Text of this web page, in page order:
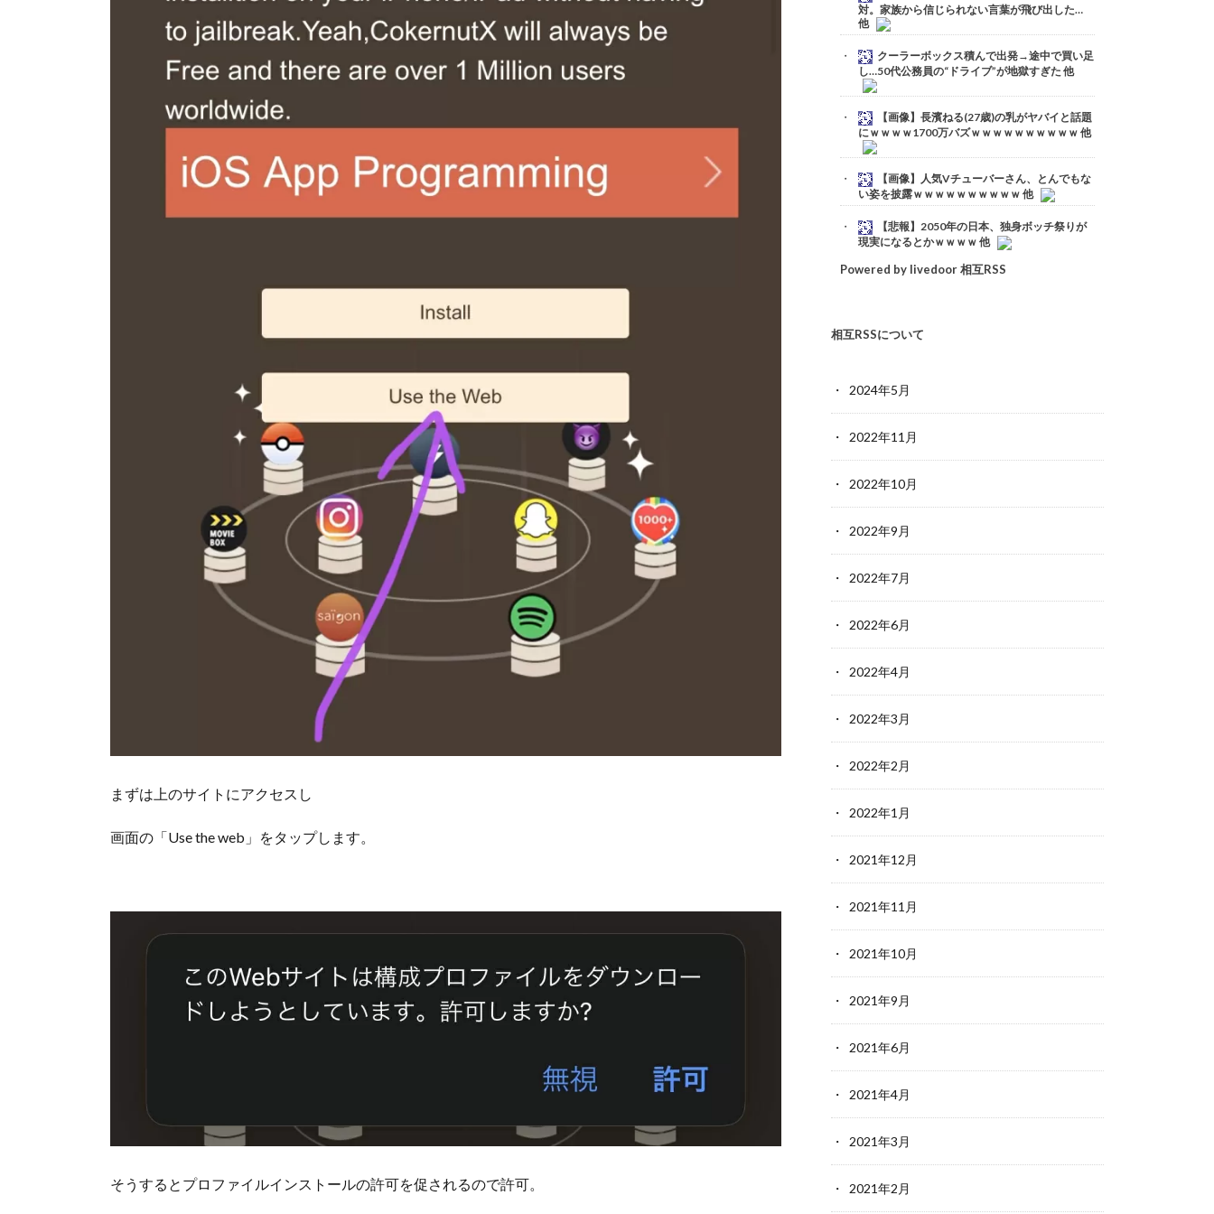
まずは上のサイトにアクセスし
画面の「Use the web」をタップします。
そうするとプロファイルインストールの許可を促されるので許可。
対。家族から信じられない言葉が飛び出した…
他
クーラーボックス積んで出発→途中で買い足
し…50代公務員の“ドライブ”が地獄すぎた 他
【画像】長濱ねる(27歳)の乳がヤバイと話題
にｗｗｗｗ1700万バズｗｗｗｗｗｗｗｗｗｗ 他
【画像】人気Vチューバーさん、とんでもな
い姿を披露ｗｗｗｗｗｗｗｗｗｗ 他
【悲報】2050年の日本、独身ボッチ祭りが
現実になるとかｗｗｗｗ 他
Powered by livedoor 相互RSS
相互RSSについて
2024年5月
2022年11月
2022年10月
2022年9月
2022年7月
2022年6月
2022年4月
2022年3月
2022年2月
2022年1月
2021年12月
2021年11月
2021年10月
2021年9月
2021年6月
2021年4月
2021年3月
2021年2月